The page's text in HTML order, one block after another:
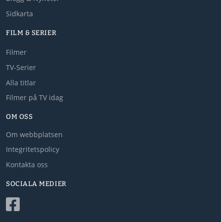
Sidkarta
FILM & SERIER
Filmer
TV-Serier
Alla titlar
Filmer på TV idag
OM OSS
Om webbplatsen
Integritetspolicy
Kontakta oss
SOCIALA MEDIER